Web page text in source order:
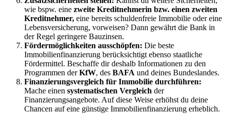
wie bspw. eine zweite Kreditnehmerin bzw. einen zweiten
Kreditnehmer, eine bereits schuldenfreie Immobilie oder eine
Lebensversicherung, vorweisen? Dann gewährt die Bank in
der Regel geringere Bauzinsen.
Fördermöglichkeiten ausschöpfen: Die beste
Immobilienfinanzierung berücksichtigt ebenso staatliche
Fördermittel. Beschaffe dir deshalb Informationen zu den
Programmen derKfW, des BAFA und deines Bundeslandes.
Finanzierungsvergleich für Immobilie durchführen:
Mache einen systematischen Vergleich der
Finanzierungsangebote. Auf diese Weise erhöhst du deine
Chancen auf eine günstige Immobilienfinanzierung erheblich.